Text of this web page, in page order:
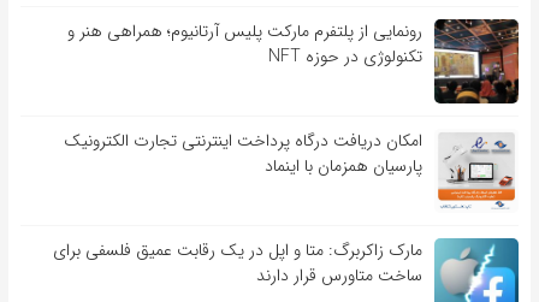
رونمایی از پلتفرم مارکت پلیس آرتانیوم؛ همراهی هنر و
تکنولوژی در حوزه NFT
امکان دریافت درگاه پرداخت اینترنتی تجارت الکترونیک
پارسیان همزمان با اینماد
مارک زاکربرگ: متا و اپل در یک رقابت عمیق فلسفی برای
ساخت متاورس قرار دارند